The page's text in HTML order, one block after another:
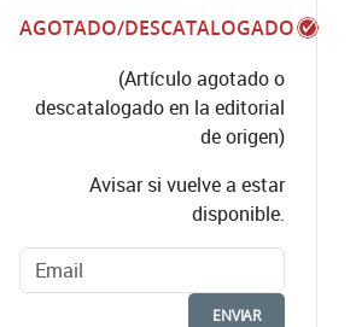
AGOTADO/DESCATALOGADO
(Artículo agotado o
descatalogado en la editorial
de origen)
Avisar si vuelve a estar
disponible.
ENVIAR